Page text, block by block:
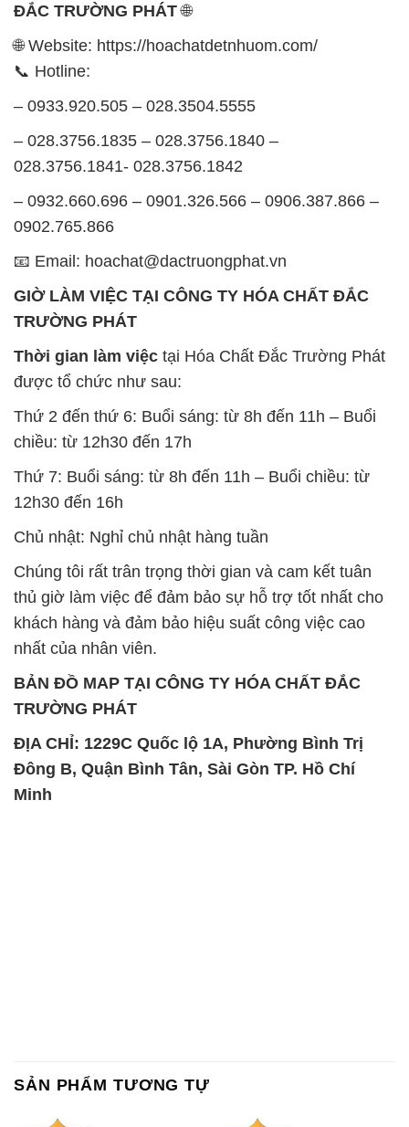
ĐẮC TRƯỜNG PHÁT🌐
🌐 Website: https://hoachatdetnhuom.com/
📞 Hotline:
– 0933.920.505 – 028.3504.5555
– 028.3756.1835 – 028.3756.1840 –
028.3756.1841- 028.3756.1842
– 0932.660.696 – 0901.326.566 – 0906.387.866 –
0902.765.866
📧 Email: hoachat@dactruongphat.vn
GIỜ LÀM VIỆC TẠI CÔNG TY HÓA CHẤT ĐẮC
TRƯỜNG PHÁT
Thời gian làm việc tại Hóa Chất Đắc Trường Phát
được tổ chức như sau:
Thứ 2 đến thứ 6: Buổi sáng: từ 8h đến 11h – Buổi
chiều: từ 12h30 đến 17h
Thứ 7: Buổi sáng: từ 8h đến 11h – Buổi chiều: từ
12h30 đến 16h
Chủ nhật: Nghỉ chủ nhật hàng tuần
Chúng tôi rất trân trọng thời gian và cam kết tuân
thủ giờ làm việc để đảm bảo sự hỗ trợ tốt nhất cho
khách hàng và đảm bảo hiệu suất công việc cao
nhất của nhân viên.
BẢN ĐỒ MAP TẠI CÔNG TY HÓA CHẤT ĐẮC
TRƯỜNG PHÁT
ĐỊA CHỈ: 1229C Quốc lộ 1A, Phường Bình Trị
Đông B, Quận Bình Tân, Sài Gòn TP. Hồ Chí
Minh
SẢN PHẨM TƯƠNG TỰ